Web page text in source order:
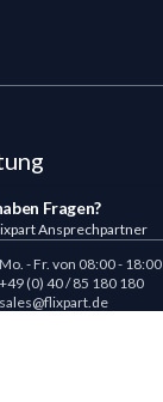
Fragen?
Ansprechpartner
Mo. - Fr. von 08:00 - 18:00
+49 (0) 40 / 85 180 180
sales@flixpart.de